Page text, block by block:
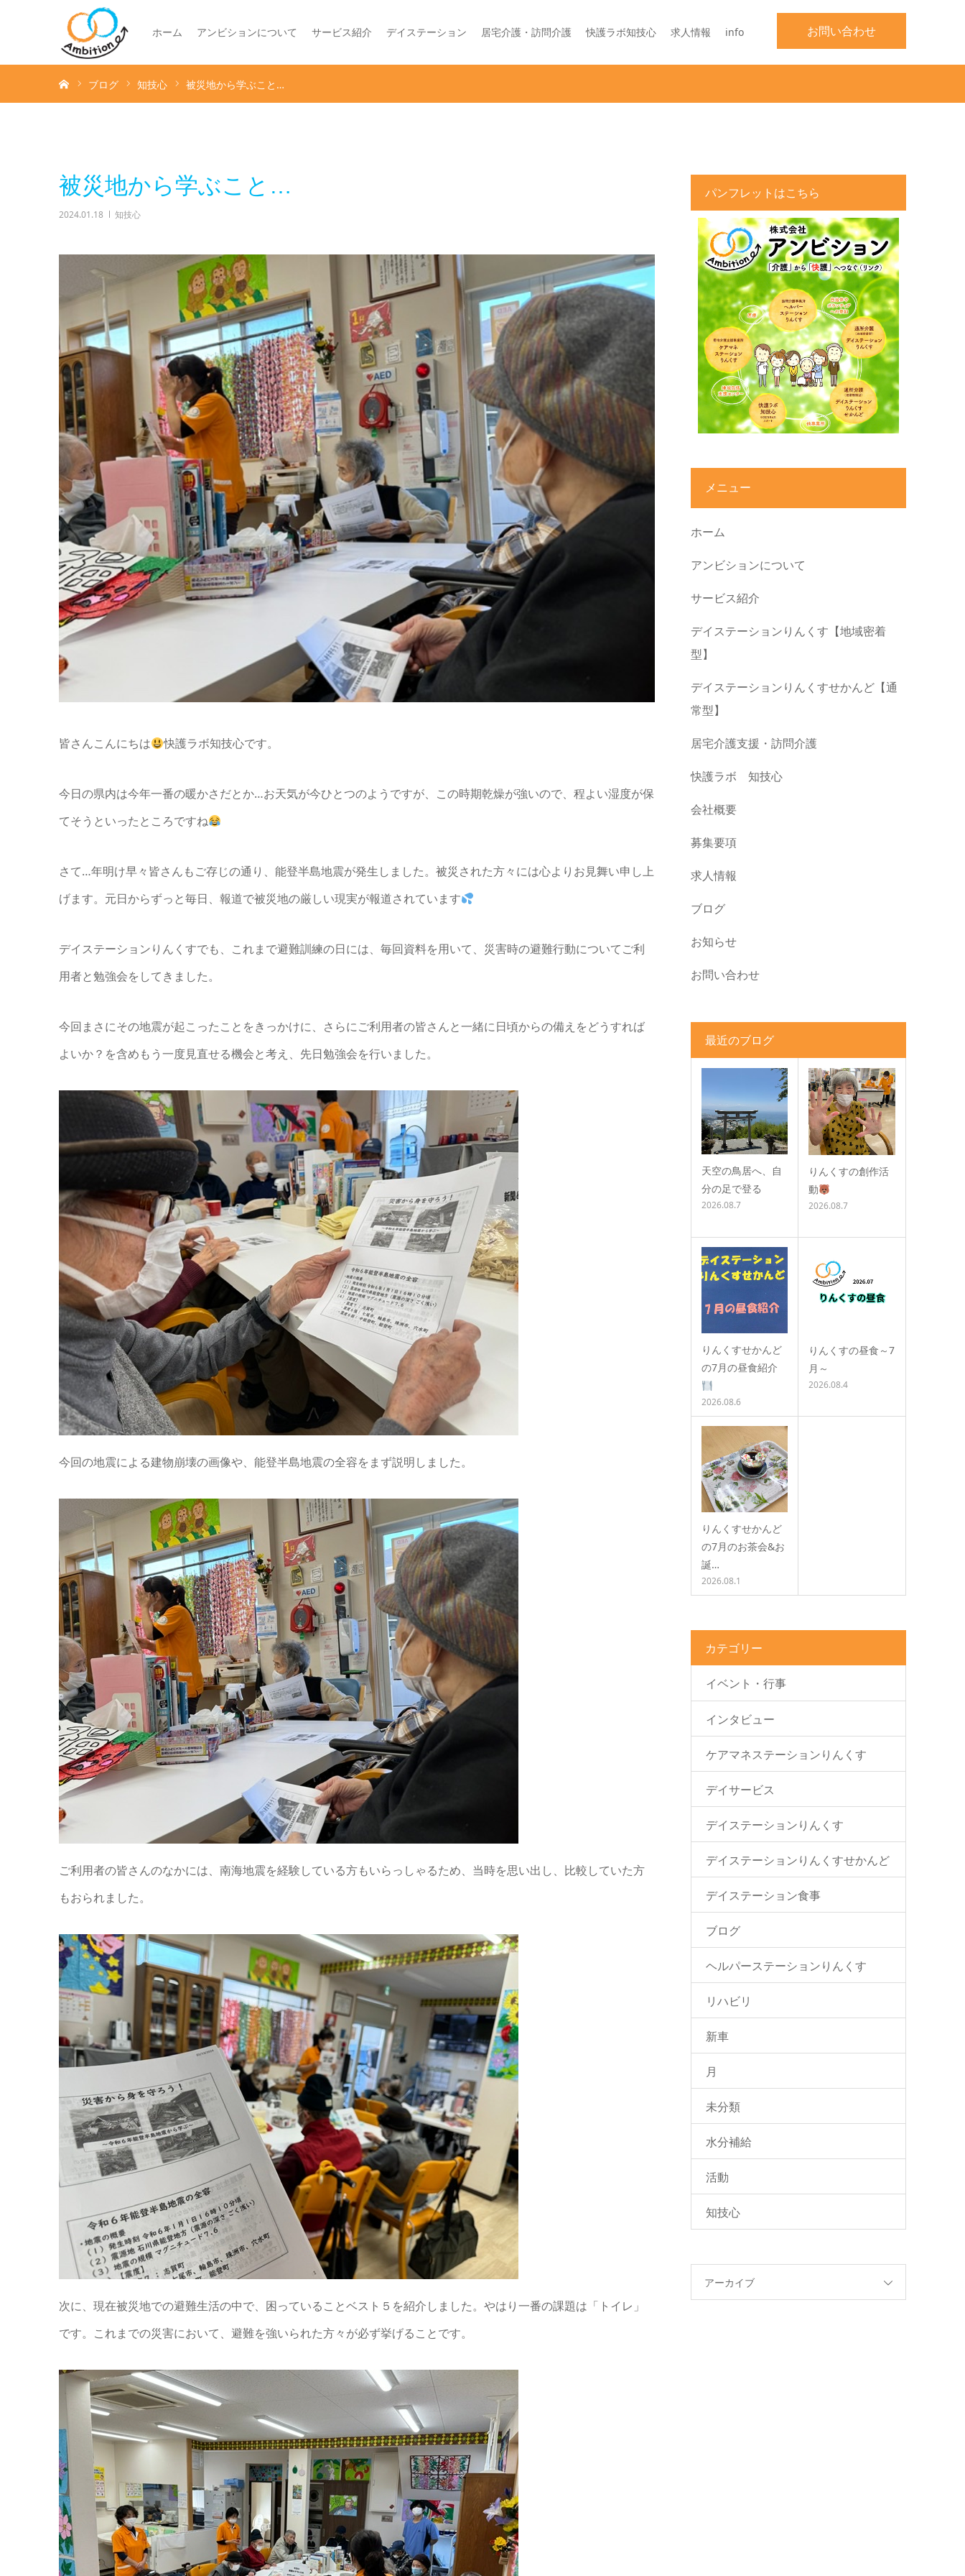
お問い合わせ
ホーム アンビションについて サービス紹介 デイステーション 居宅介護・訪問介護 快護ラボ知技心 求人情報 info
ブログ 知技心 被災地から学ぶこと…
被災地から学ぶこと…
2024.01.18 知技心
皆さんこんにちは 快護ラボ知技心です。
今日の県内は今年一番の暖かさだとか…お天気が今ひとつのようですが、この時期乾燥が強いので、程よい湿度が保
てそうといったところですね
さて…年明け早々皆さんもご存じの通り、能登半島地震が発生しました。被災された方々には心よりお見舞い申し上
げます。元日からずっと毎日、報道で被災地の厳しい現実が報道されています
デイステーションりんくすでも、これまで避難訓練の日には、毎回資料を用いて、災害時の避難行動についてご利
用者と勉強会をしてきました。
今回まさにその地震が起こったことをきっかけに、さらにご利用者の皆さんと一緒に日頃からの備えをどうすれば
よいか？を含めもう一度見直せる機会と考え、先日勉強会を行いました。
今回の地震による建物崩壊の画像や、能登半島地震の全容をまず説明しました。
ご利用者の皆さんのなかには、南海地震を経験している方もいらっしゃるため、当時を思い出し、比較していた方
もおられました。
次に、現在被災地での避難生活の中で、困っていることベスト５を紹介しました。やはり一番の課題は「トイレ」
です。これまでの災害において、避難を強いられた方々が必ず挙げることです。
パンフレットはこちら
メニュー
ホーム
アンビションについて
サービス紹介
デイステーションりんくす【地域密着
型】
デイステーションりんくすせかんど【通
常型】
居宅介護支援・訪問介護
快護ラボ 知技心
会社概要
募集要項
求人情報
ブログ
お知らせ
お問い合わせ
最近のブログ
天空の鳥居へ、自
分の足で登る
2026.08.7
りんくすの創作活
動
2026.08.7
りんくすせかんど
の7月の昼食紹介
2026.08.6
りんくすの昼食～7
月～
2026.08.4
りんくすせかんど
の7月のお茶会&お
誕…
2026.08.1
カテゴリー
イベント・行事
インタビュー
ケアマネステーションりんくす
デイサービス
デイステーションりんくす
デイステーションりんくすせかんど
デイステーション食事
ブログ
ヘルパーステーションりんくす
リハビリ
新車
月
未分類
水分補給
活動
知技心
アーカイブ